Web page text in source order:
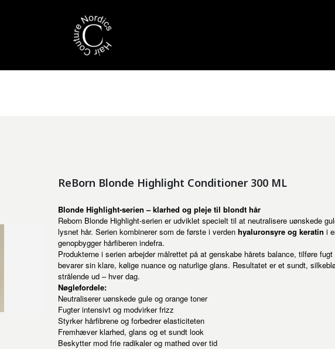
ReBorn Blonde Highlight Conditioner 300 ML
Blonde Highlight-serien – klarhed og pleje til blondt hår
Reborn Blonde Highlight-serien er udviklet specielt til at neutralisere uønskede
lysnet hår. Serien kombinerer som de første i verden hyaluronsyre og keratin i
genopbygger hårfiberen indefra.
Produkterne i serien arbejder målrettet på at genskabe hårets balance, tilføre
bevarer sin klare, kølige nuance og naturlige glans. Resultatet er et sundt,
strålende ud – hver dag.
Nøglefordele:
Neutraliserer uønskede gule og orange toner
Fugter intensivt og modvirker frizz
Styrker hårfibrene og forbedrer elasticiteten
Fremhæver klarhed, glans og et sundt look
Beskytter mod frie radikaler og mathed over tid